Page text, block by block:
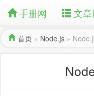
手册网 文
首页 » Node.js »